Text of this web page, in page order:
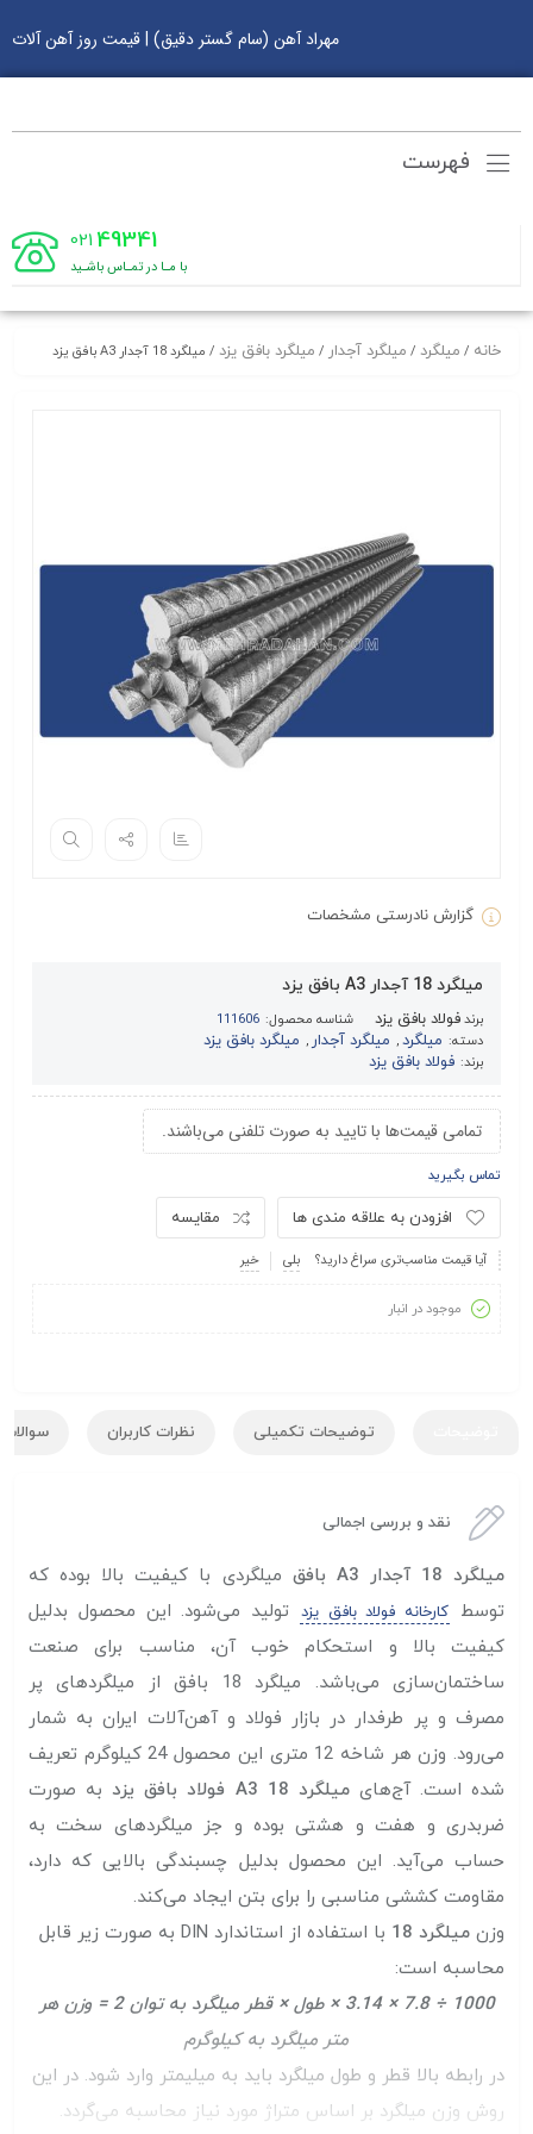
مهراد آهن (سام گستر دقیق) | قیمت روز آهن آلات
فهرست
49341
021
با مـا در تمـاس باشـید
خانه / میلگرد / میلگرد آجدار / میلگرد بافق یزد / میلگرد 18 آجدار A3 بافق یزد
گزارش نادرستی مشخصات
میلگرد 18 آجدار A3 بافق یزد
برندفولاد بافق یزد شناسه محصول: 111606
دسته: میلگرد, میلگرد آجدار , میلگرد بافق یزد
برند: فولاد بافق یزد
تمامی قیمت‌ها با تایید به صورت تلفنی می‌باشند.
تماس بگیرید
مقایسه افزودن به علاقه مندی ها
آیا قیمت مناسب‌تری سراغ دارید؟ بلی خیر
موجود در انبار
توضیحات تکمیلی نظرات کاربران سوالات
نقد و بررسی اجمالی
میلگرد 18 آجدار A3 بافق
میلگردی با کیفیت بالا بوده که
توسط
کارخانه فولاد بافق یزد تولید می‌شود. این محصول بدلیل
کیفیت بالا و استحکام خوب آن، مناسب برای صنعت
ساختمان‌سازی می‌باشد. میلگرد 18 بافق از میلگرد‌های پر
مصرف و پر طرفدار در بازار فولاد و آهن‌آلات ایران به شمار
می‌رود. وزن هر شاخه 12 متری این محصول 24 کیلوگرم تعریف
شده است. آج‌هایمیلگرد 18 A3 فولاد بافق یزد
به صورت
ضربدری و هفت و هشتی بوده و جز میلگرد‌های سخت به
حساب می‌آید. این محصول بدلیل چسبندگی بالایی که دارد،
مقاومت کششی مناسبی را برای بتن ایجاد می‌کند.
وزن میلگرد 18
با استفاده از استاندارد DIN به صورت زیر قابل
محاسبه است:
1000 ÷ 7.8 × 3.14 × طول × قطر میلگرد به توان 2 = وزن هر
متر میلگرد به کیلوگرم
در رابطه بالا قطر و طول میلگرد باید به میلیمتر وارد شود. در این
روش وزن میلگرد بر اساس متراژ مورد نیاز محاسبه می‌گردد.